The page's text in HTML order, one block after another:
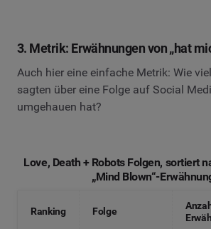
3. Metrik: Erwähnungen von „hat
Auch hier eine einfache Metrik: Wie
sagten über eine Folge auf Social
umgehauen hat?
Love, Death + Robots Folgen, sortiert
„Mind Blown“-
Ranking Folge